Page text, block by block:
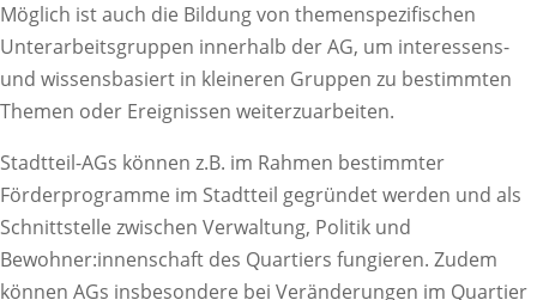
Möglich ist auch die Bildung von themenspezifischen
Unterarbeitsgruppen innerhalb der AG, um interessens-
und wissensbasiert in kleineren Gruppen zu bestimmten
Themen oder Ereignissen weiterzuarbeiten.
Stadtteil-AGs können z.B. im Rahmen bestimmter
Förderprogramme im Stadtteil gegründet werden und als
Schnittstelle zwischen Verwaltung, Politik und
Bewohner:innenschaft des Quartiers fungieren. Zudem
können AGs insbesondere bei Veränderungen im Quartier